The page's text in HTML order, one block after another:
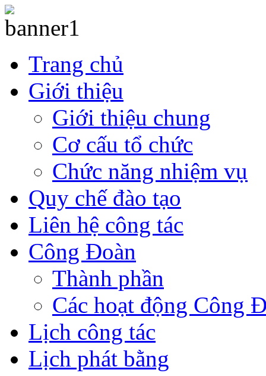
Trang chủ
Giới thiệu
Giới thiệu chung
Cơ cấu tổ chức
Chức năng nhiệm vụ
Quy chế đào tạo
Liên hệ công tác
Công Đoàn
Thành phần
Các hoạt động Công
Lịch công tác
Lịch phát bằng